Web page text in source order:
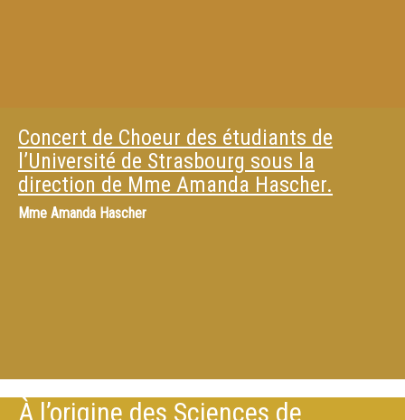
Concert de Choeur des étudiants de
l’Université de Strasbourg sous la
direction de Mme Amanda Hascher.
Mme Amanda Hascher
À l’origine des Sciences de